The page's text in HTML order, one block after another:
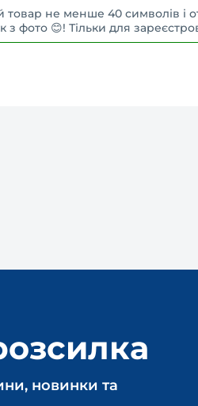
товар не менше 40 символів і
з фото 😊! Тільки для
новинки та